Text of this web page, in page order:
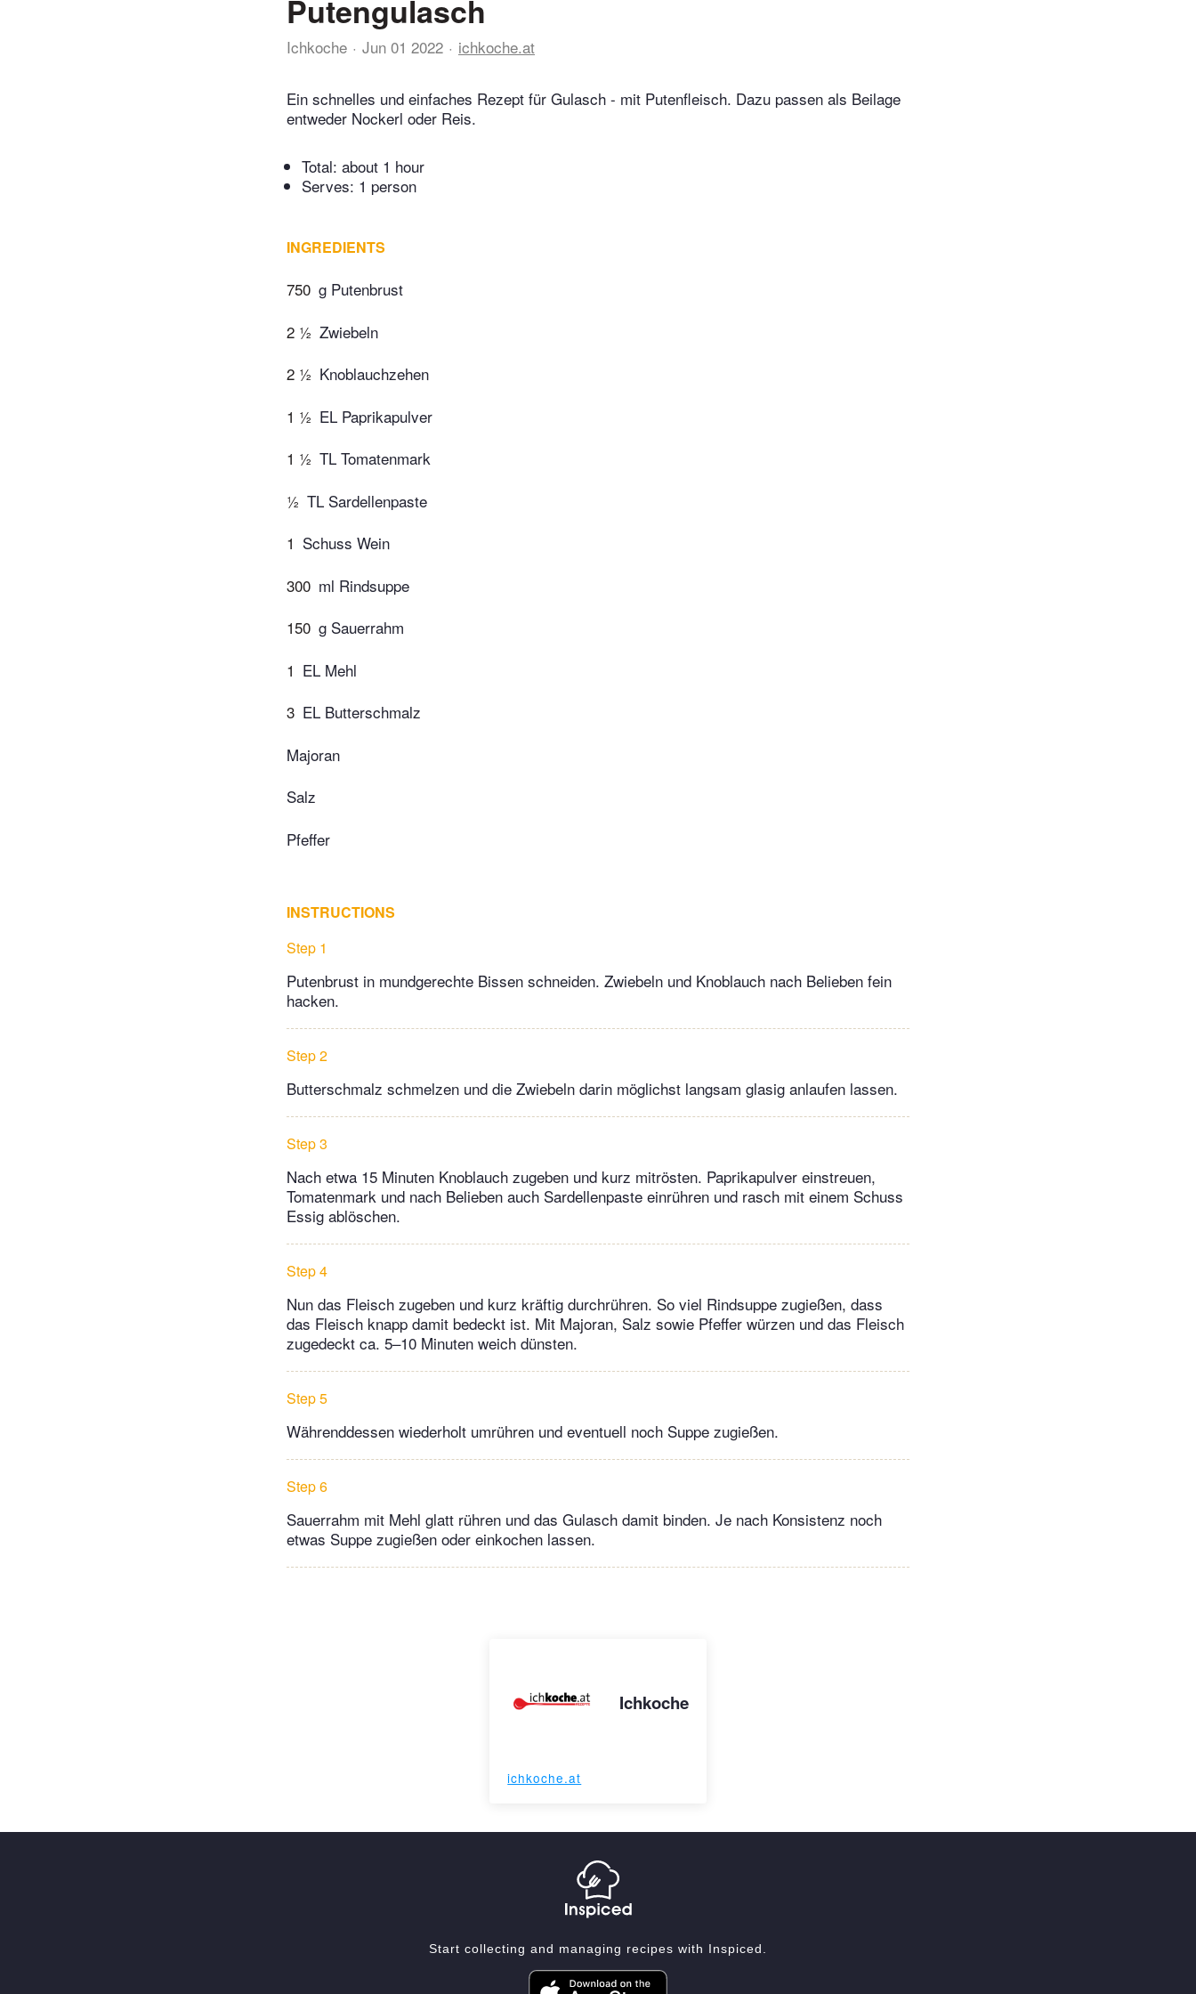
Putengulasch
Ichkoche Jun 01 2022 ichkoche.at
Ein schnelles und einfaches Rezept für Gulasch - mit Putenfleisch. Dazu passen als Beilage
entweder Nockerl oder Reis.
Total: about 1 hour
Serves: 1 person
INGREDIENTS
750 g Putenbrust
2 ½ Zwiebeln
2 ½ Knoblauchzehen
1 ½ EL Paprikapulver
1 ½ TL Tomatenmark
½ TL Sardellenpaste
1 Schuss Wein
300 ml Rindsuppe
150 g Sauerrahm
1 EL Mehl
3 EL Butterschmalz
Majoran
Salz
Pfeffer
INSTRUCTIONS
Step 1
Putenbrust in mundgerechte Bissen schneiden. Zwiebeln und Knoblauch nach Belieben fein
hacken.
Step 2
Butterschmalz schmelzen und die Zwiebeln darin möglichst langsam glasig anlaufen lassen.
Step 3
Nach etwa 15 Minuten Knoblauch zugeben und kurz mitrösten. Paprikapulver einstreuen,
Tomatenmark und nach Belieben auch Sardellenpaste einrühren und rasch mit einem Schuss
Essig ablöschen.
Step 4
Nun das Fleisch zugeben und kurz kräftig durchrühren. So viel Rindsuppe zugießen, dass
das Fleisch knapp damit bedeckt ist. Mit Majoran, Salz sowie Pfeffer würzen und das Fleisch
zugedeckt ca. 5–10 Minuten weich dünsten.
Step 5
Währenddessen wiederholt umrühren und eventuell noch Suppe zugießen.
Step 6
Sauerrahm mit Mehl glatt rühren und das Gulasch damit binden. Je nach Konsistenz noch
etwas Suppe zugießen oder einkochen lassen.
Ichkoche
ichkoche.at
Start collecting and managing recipes with Inspiced.